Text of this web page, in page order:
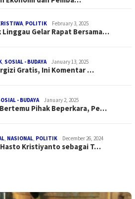
, POLITIK February 3, 2025
Gelar Rapat Bersama…
, SOSIAL - BUDAYA January 13, 2025
Gratis, Ini Komentar …
- BUDAYA January 2, 2025
Bertemu Pihak Beperkara, Pe…
, NASIONAL, POLITIK December 26, 2024
Kristiyanto sebagai T…